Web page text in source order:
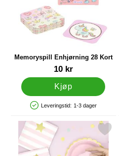
Memoryspill Enhjørning 28 Kort
Varenummer 86985
10 kr
Kjøp
Produkttilgjengelighet: På lager
Leveringstid: 1-3 dager
Merk stripete Festposer